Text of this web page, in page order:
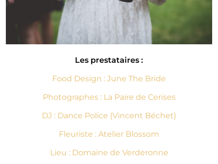
Les prestataires :
Food Design : June The Bride
Photographes : La Paire de Cerises
DJ : Dance Police (Vincent Béchet)
Fleuriste : Atelier Blossom
Lieu : Domaine de Verderonne